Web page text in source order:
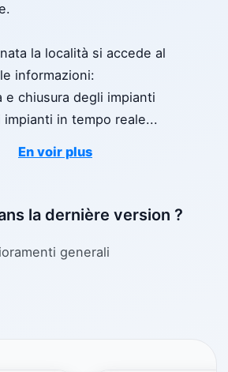
la località si accede al
informazioni:
chiusura degli impianti
in tempo reale...
En voir plus
la dernière version ?
generali